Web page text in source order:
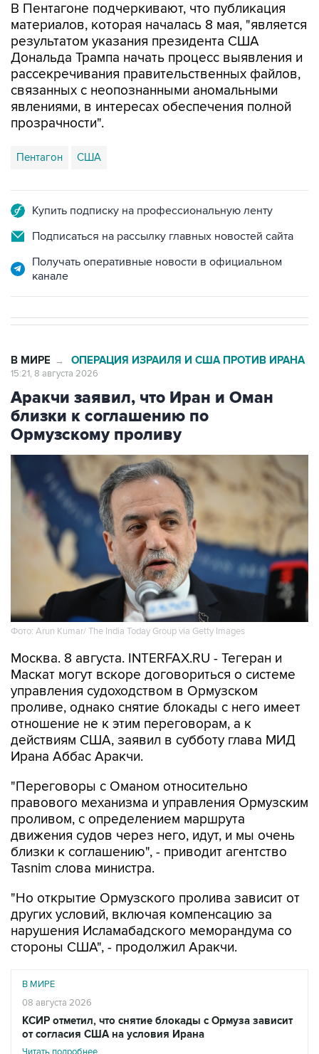
В Пентагоне подчеркивают, что публикация
материалов, которая началась 8 мая, "является
результатом указания президента США
Дональда Трампа начать процесс выявления и
рассекречивания правительственных файлов,
связанных с неопознанными аномальными
явлениями, в интересах обеспечения полной
прозрачности".
Пентагон США
Купить подписку на профессиональную ленту
Подписаться на рассылку главных новостей сайта
Получать оперативные новости в официальном
канале
В МИРЕ → ОПЕРАЦИЯ ИЗРАИЛЯ И США ПРОТИВ ИРАНА
15:21, 8 августа 2026
Аракчи заявил, что Иран и Оман
близки к соглашению по
Ормузскому проливу
Фото: Arun Kumar/ The India Today Group via Getty Images
Москва. 8 августа. INTERFAX.RU - Тегеран и
Маскат могут вскоре договориться о системе
управления судоходством в Ормузском
проливе, однако снятие блокады с него имеет
отношение не к этим переговорам, а к
действиям США, заявил в субботу глава МИД
Ирана Аббас Аракчи.
"Переговоры с Оманом относительно
правового механизма и управления Ормузским
проливом, с определением маршрута
движения судов через него, идут, и мы очень
близки к соглашению", - приводит агентство
Tasnim слова министра.
"Но открытие Ормузского пролива зависит от
других условий, включая компенсацию за
нарушения Исламабадского меморандума со
стороны США", - продолжил Аракчи.
В МИРЕ
08 августа 2026
КСИР отметил, что снятие блокады с Ормуза зависит
от согласия США на условия Ирана